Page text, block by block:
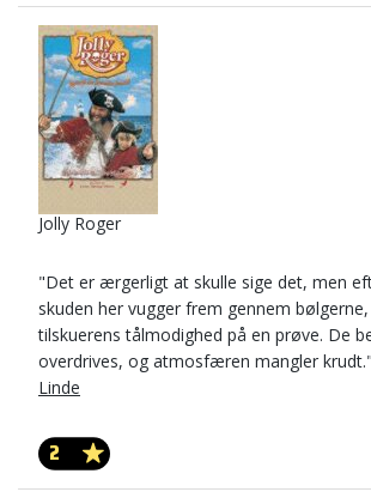
Jolly Roger
"Det er ærgerligt at skulle sige det, men
skuden her vugger frem gennem
tilskuerens tålmodighed på en prøve. De
overdrives, og atmosfæren mangler
Linde
2